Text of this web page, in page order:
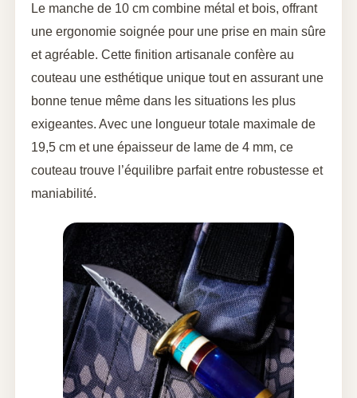
Le manche de 10 cm combine métal et bois, offrant
une ergonomie soignée pour une prise en main sûre
et agréable. Cette finition artisanale confère au
couteau une esthétique unique tout en assurant une
bonne tenue même dans les situations les plus
exigeantes. Avec une longueur totale maximale de
19,5 cm et une épaisseur de lame de 4 mm, ce
couteau trouve l’équilibre parfait entre robustesse et
maniabilité.